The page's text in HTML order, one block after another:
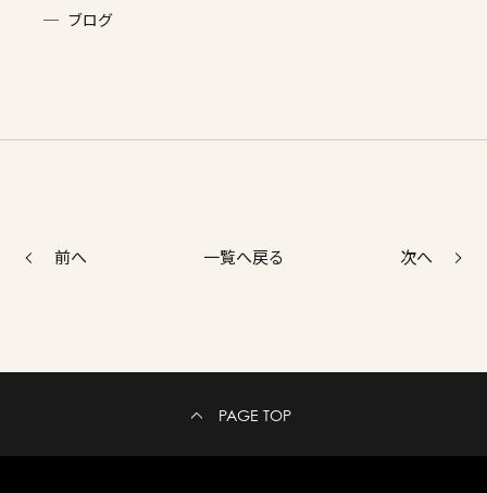
ブログ
前へ 一覧へ戻る 次へ
PAGE TOP